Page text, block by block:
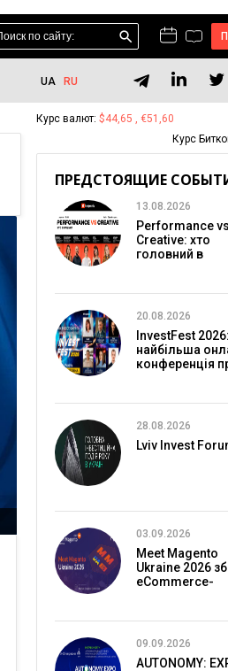
UA RU
Курс валют: $44,65 , €51,60
Курс
ПРЕДСТОЯЩИЕ
13.08.2026
Performance
Creative: хто
головний в
20.08.2026
InvestFest 2026:
найбільша
конференція
28.08.2026
Lviv Invest
03.09.2026
Meet Magento
Ukraine 2026
eCommerce-
09.09.2026
AUTONOMY: